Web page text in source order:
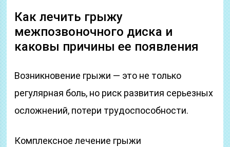
Как лечить грыжу
межпозвоночного диска и
каковы причины ее появления
Возникновение грыжи — это не только
регулярная боль, но риск развития серьезных
осложнений, потери трудоспособности.
Комплексное лечение грыжи